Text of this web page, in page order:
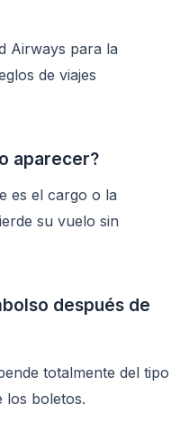
Airways para la
de viajes
aparecer?
es el cargo o la
su vuelo sin
después de
totalmente del tipo
los boletos.